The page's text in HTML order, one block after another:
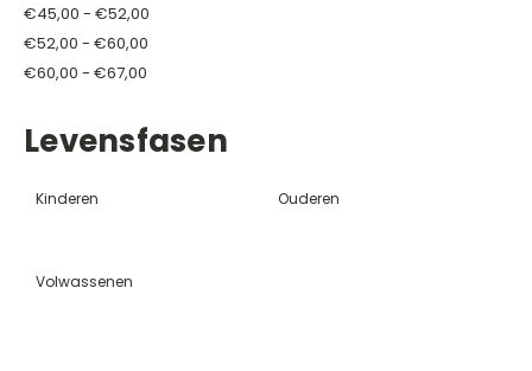
€45,00 - €52,00
€52,00 - €60,00
€60,00 - €67,00
Levensfasen
Kinderen Ouderen
Volwassenen